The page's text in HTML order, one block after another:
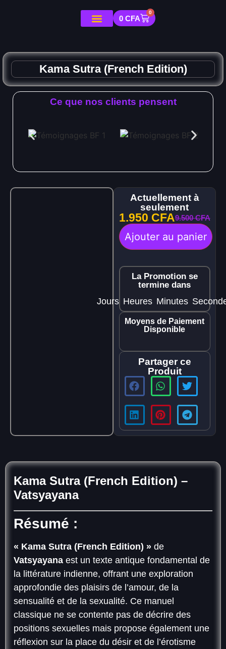
0 CFA
0
Kama Sutra (French Edition)
Ce que nos clients pensent
Actuellement à
seulement
1.950 CFA9.500CFA
Ajouter au panier
La Promotion se
termine dans
Jours Heures Minutes
Moyens de Paiement
Disponible
Partager ce
Produit
Kama Sutra (French Edition) –
Vatsyayana
Résumé :
« Kama Sutra (French Edition) » de
Vatsyayana est un texte antique fondamental de
la littérature indienne, offrant une exploration
approfondie des plaisirs de l’amour, de la
sensualité et de la sexualité. Ce manuel
classique ne se contente pas de décrire des
positions sexuelles mais propose également une
réflexion sur la place du désir et de l’érotisme